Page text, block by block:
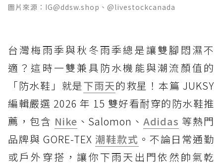
圖片來源：IG@ddsw.shop、@livestockcanada
台灣梅雨季與秋冬雨季總是讓雙腳悶濕不
適？這時一雙兼具防水機能與潮流顏值的
「防水鞋」就是下雨天的救星！本篇 JUKSY
編輯嚴選 2026 年 15 雙好看耐穿的防水鞋推
薦，包含 Nike 、Salomon、Adidas 等熱門
品牌與 GORE-TEX 潮鞋款式 。不論日常通勤
或戶外穿搭，讓你下雨天出門依然帥氣乾